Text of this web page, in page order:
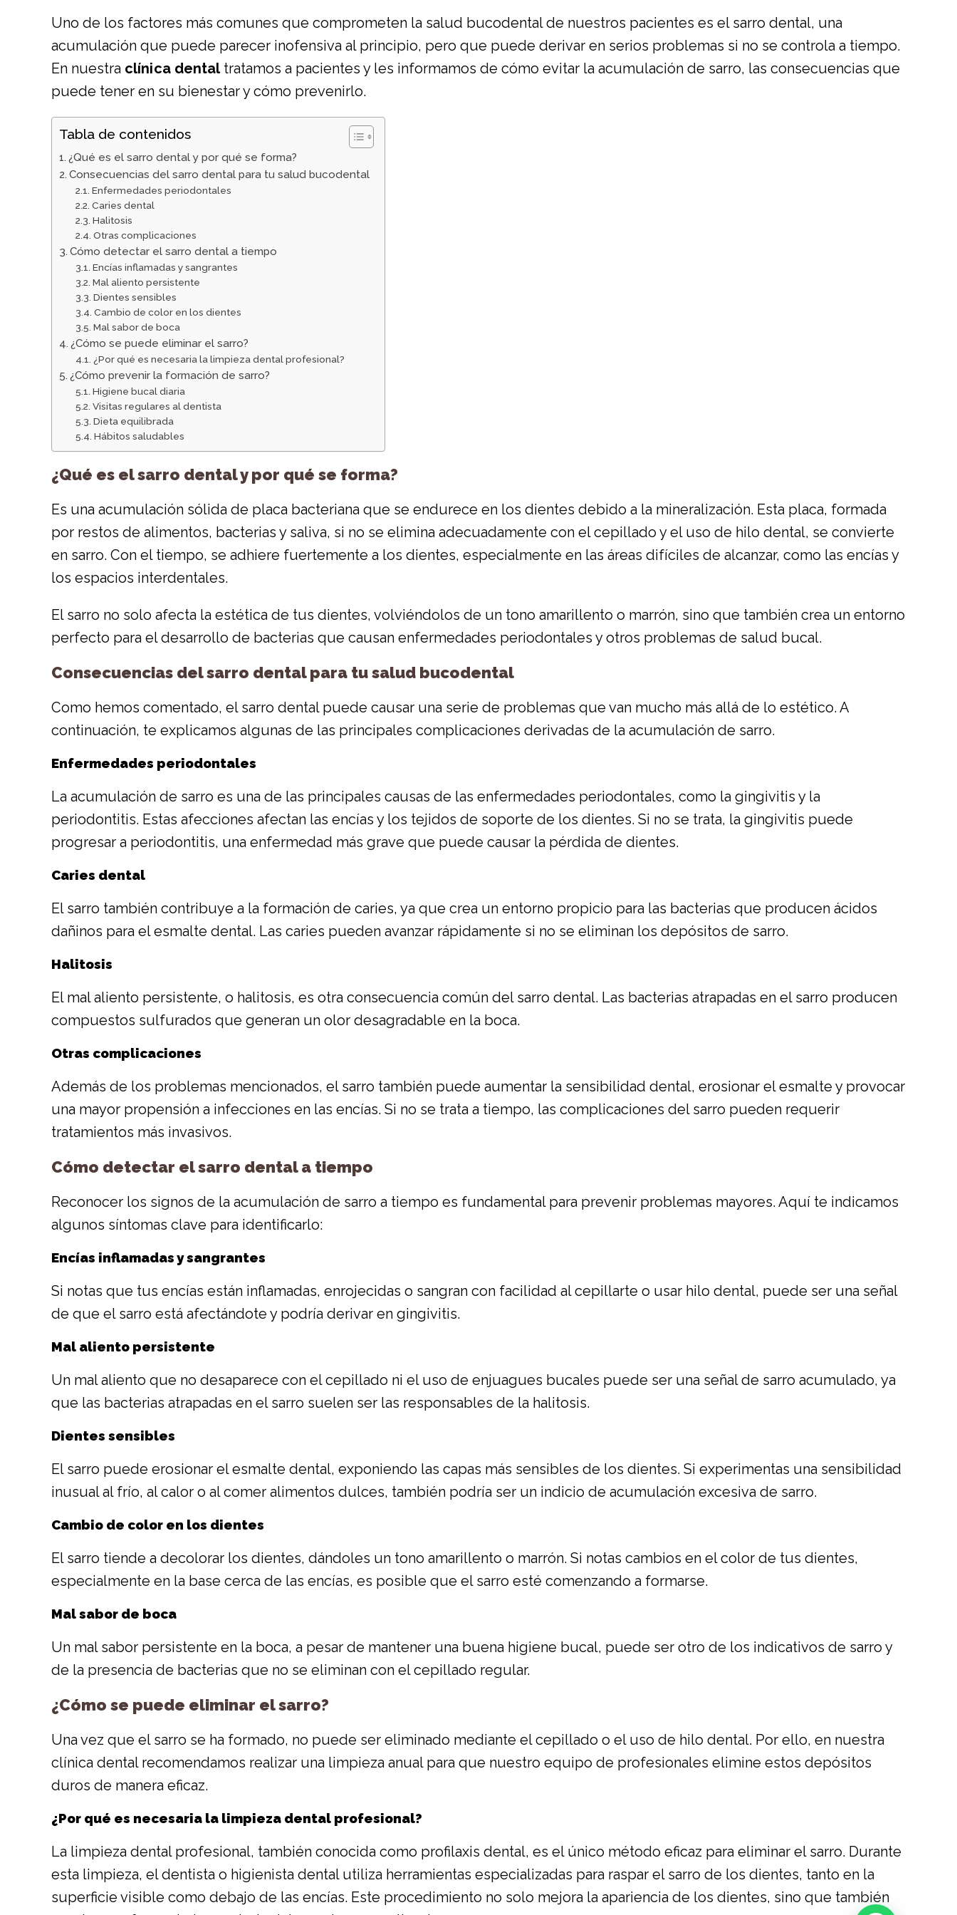
Uno de los factores más comunes que comprometen la salud bucodental de nuestros pacientes es el sarro dental, una
acumulación que puede parecer inofensiva al principio, pero que puede derivar en serios problemas si no se controla a tiempo.
En nuestra clínica dentaltratamos a pacientes y les informamos de cómo evitar la acumulación de sarro, las consecuencias que
puede tener en su bienestar y cómo prevenirlo.
Tabla de contenidos
¿Qué es el sarro dental y por qué se forma?
Consecuencias del sarro dental para tu salud bucodental
Enfermedades periodontales
Caries dental
Halitosis
Otras complicaciones
Cómo detectar el sarro dental a tiempo
Encías inflamadas y sangrantes
Mal aliento persistente
Dientes sensibles
Cambio de color en los dientes
Mal sabor de boca
¿Cómo se puede eliminar el sarro?
¿Por qué es necesaria la limpieza dental profesional?
¿Cómo prevenir la formación de sarro?
Higiene bucal diaria
Visitas regulares al dentista
Dieta equilibrada
Hábitos saludables
¿Qué es el sarro dental y por qué se forma?
Es una acumulación sólida de placa bacteriana que se endurece en los dientes debido a la mineralización. Esta placa, formada
por restos de alimentos, bacterias y saliva, si no se elimina adecuadamente con el cepillado y el uso de hilo dental, se convierte
en sarro. Con el tiempo, se adhiere fuertemente a los dientes, especialmente en las áreas difíciles de alcanzar, como las encías y
los espacios interdentales.
El sarro no solo afecta la estética de tus dientes, volviéndolos de un tono amarillento o marrón, sino que también crea un entorno
perfecto para el desarrollo de bacterias que causan enfermedades periodontales y otros problemas de salud bucal.
Consecuencias del sarro dental para tu salud bucodental
Como hemos comentado, el sarro dental puede causar una serie de problemas que van mucho más allá de lo estético. A
continuación, te explicamos algunas de las principales complicaciones derivadas de la acumulación de sarro.
Enfermedades periodontales
La acumulación de sarro es una de las principales causas de las enfermedades periodontales, como la gingivitis y la
periodontitis. Estas afecciones afectan las encías y los tejidos de soporte de los dientes. Si no se trata, la gingivitis puede
progresar a periodontitis, una enfermedad más grave que puede causar la pérdida de dientes.
Caries dental
El sarro también contribuye a la formación de caries, ya que crea un entorno propicio para las bacterias que producen ácidos
dañinos para el esmalte dental. Las caries pueden avanzar rápidamente si no se eliminan los depósitos de sarro.
Halitosis
El mal aliento persistente, o halitosis, es otra consecuencia común del sarro dental. Las bacterias atrapadas en el sarro producen
compuestos sulfurados que generan un olor desagradable en la boca.
Otras complicaciones
Además de los problemas mencionados, el sarro también puede aumentar la sensibilidad dental, erosionar el esmalte y provocar
una mayor propensión a infecciones en las encías. Si no se trata a tiempo, las complicaciones del sarro pueden requerir
tratamientos más invasivos.
Cómo detectar el sarro dental a tiempo
Reconocer los signos de la acumulación de sarro a tiempo es fundamental para prevenir problemas mayores. Aquí te indicamos
algunos síntomas clave para identificarlo:
Encías inflamadas y sangrantes
Si notas que tus encías están inflamadas, enrojecidas o sangran con facilidad al cepillarte o usar hilo dental, puede ser una señal
de que el sarro está afectándote y podría derivar en gingivitis.
Mal aliento persistente
Un mal aliento que no desaparece con el cepillado ni el uso de enjuagues bucales puede ser una señal de sarro acumulado, ya
que las bacterias atrapadas en el sarro suelen ser las responsables de la halitosis.
Dientes sensibles
El sarro puede erosionar el esmalte dental, exponiendo las capas más sensibles de los dientes. Si experimentas una sensibilidad
inusual al frío, al calor o al comer alimentos dulces, también podría ser un indicio de acumulación excesiva de sarro.
Cambio de color en los dientes
El sarro tiende a decolorar los dientes, dándoles un tono amarillento o marrón. Si notas cambios en el color de tus dientes,
especialmente en la base cerca de las encías, es posible que el sarro esté comenzando a formarse.
Mal sabor de boca
Un mal sabor persistente en la boca, a pesar de mantener una buena higiene bucal, puede ser otro de los indicativos de sarro y
de la presencia de bacterias que no se eliminan con el cepillado regular.
¿Cómo se puede eliminar el sarro?
Una vez que el sarro se ha formado, no puede ser eliminado mediante el cepillado o el uso de hilo dental. Por ello, en nuestra
clínica dental recomendamos realizar una limpieza anual para que nuestro equipo de profesionales elimine estos depósitos
duros de manera eficaz.
¿Por qué es necesaria la limpieza dental profesional?
La limpieza dental profesional, también conocida como profilaxis dental, es el único método eficaz para eliminar el sarro. Durante
esta limpieza, el dentista o higienista dental utiliza herramientas especializadas para raspar el sarro de los dientes, tanto en la
superficie visible como debajo de las encías. Este procedimiento no solo mejora la apariencia de los dientes, sino que también